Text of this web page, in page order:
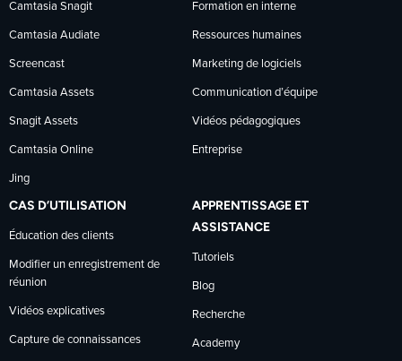
Facebook
LinkedIn
YouTube
Camtasia Snagit
Camtasia Audiate
Screencast
Camtasia Assets
Snagit Assets
Camtasia Online
Jing
Formation en interne
Ressources humaines
Marketing de logiciels
Communication d’équipe
Vidéos pédagogiques
Entreprise
CAS D’UTILISATION
Éducation des clients
Modifier un enregistrement de
réunion
Vidéos explicatives
Capture de connaissances
APPRENTISSAGE ET
ASSISTANCE
Tutoriels
Blog
Recherche
Academy